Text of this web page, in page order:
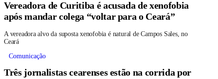
Vereadora de Curitiba é acusada de xenofobia
após mandar colega “voltar para o Ceará”
A vereadora alvo da suposta xenofobia é natural de Campos Sales, no
Ceará
Comunicação
Três jornalistas cearenses estão na corrida por